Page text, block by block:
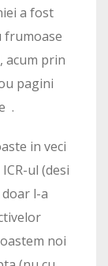
a fost
frumoase
acum prin
pagini
.
in veci
ul (desi
l-a
noi